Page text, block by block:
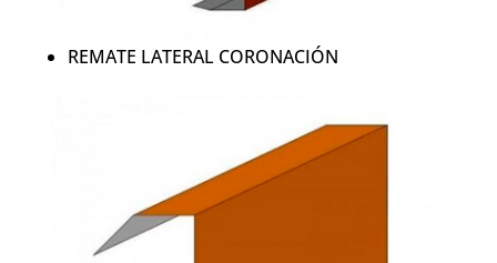
REMATE LATERAL CORONACIÓN